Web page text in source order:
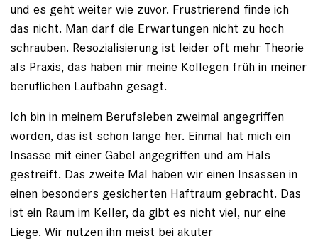
und es geht weiter wie zuvor. Frustrierend finde ich
das nicht. Man darf die Erwartungen nicht zu hoch
schrauben. Resozialisierung ist leider oft mehr Theorie
als Praxis, das haben mir meine Kollegen früh in meiner
beruflichen Laufbahn gesagt.
Ich bin in meinem Berufsleben zweimal angegriffen
worden, das ist schon lange her. Einmal hat mich ein
Insasse mit einer Gabel angegriffen und am Hals
gestreift. Das zweite Mal haben wir einen Insassen in
einen besonders gesicherten Haftraum gebracht. Das
ist ein Raum im Keller, da gibt es nicht viel, nur eine
Liege. Wir nutzen ihn meist bei akuter